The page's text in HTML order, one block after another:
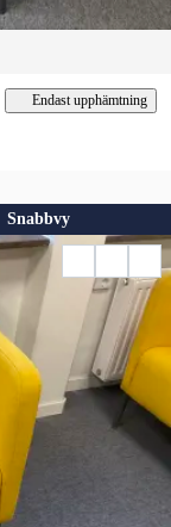
Endast upphämtning
Snabbvy